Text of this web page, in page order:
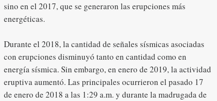
sino en el 2017, que se generaron las erupciones más
energéticas.
Durante el 2018, la cantidad de señales sísmicas asociadas
con erupciones disminuyó tanto en cantidad como en
energía sísmica. Sin embargo, en enero de 2019, la actividad
eruptiva aumentó. Las principales ocurrieron el pasado 17
de enero de 2018 a las 1:29 a.m. y durante la madrugada de